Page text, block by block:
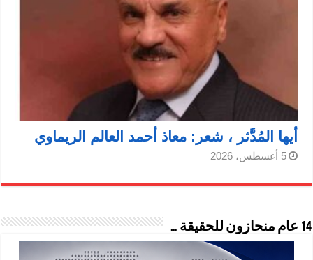
أيها المُدَّثر ، شعر: معاذ أحمد العالم الريماوي
5 أغسطس، 2026
14 عام منحازون للحقيقة …